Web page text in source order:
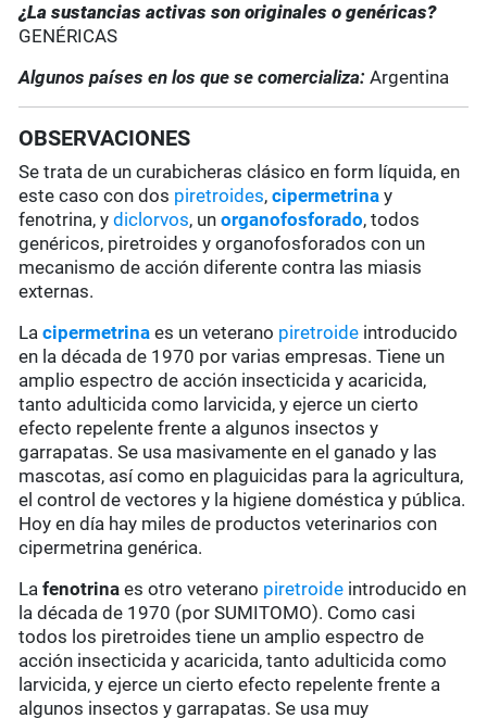
¿La sustancias activas son originales o genéricas?
GENÉRICAS
Algunos países en los que se comercializa: Argentina
OBSERVACIONES
Se trata de un curabicheras clásico en form líquida, en
este caso con dos piretroides,cipermetrina y
fenotrina, ydiclorvos, unorganofosforado, todos
genéricos, piretroides y organofosforados con un
mecanismo de acción diferente contra las miasis
externas.
Lacipermetrinaes un veterano piretroide introducido
en la década de 1970 por varias empresas. Tiene un
amplio espectro de acción insecticida y acaricida,
tanto adulticida como larvicida, y ejerce un cierto
efecto repelente frente a algunos insectos y
garrapatas. Se usa masivamente en el ganado y las
mascotas, así como en plaguicidas para la agricultura,
el control de vectores y la higiene doméstica y pública.
Hoy en día hay miles de productos veterinarios con
cipermetrina genérica.
Lafenotrina es otro veterano piretroide introducido en
la década de 1970 (por SUMITOMO). Como casi
todos los piretroides tiene un amplio espectro de
acción insecticida y acaricida, tanto adulticida como
larvicida, y ejerce un cierto efecto repelente frente a
algunos insectos y garrapatas. Se usa muy